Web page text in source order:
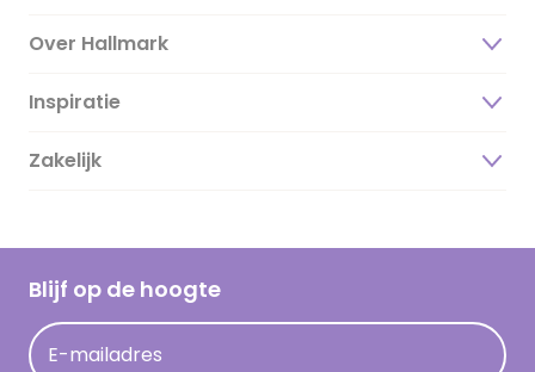
Over Hallmark
Over ons
Duurzaamheid
Hallmark Kaartclub
Acties
Inspiratie
Magazine
Cadeau inspiratie
Kaartinspiratie
Zakelijk
Blijf op de hoogte
E-mailadres